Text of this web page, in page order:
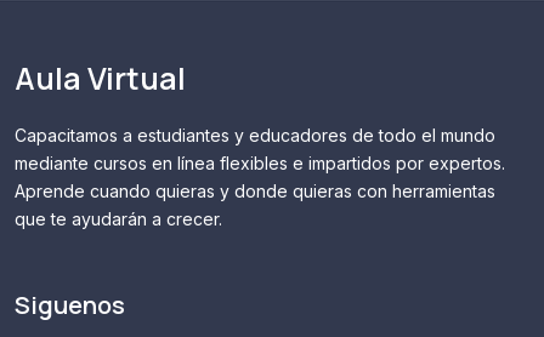
Aula Virtual
Capacitamos a estudiantes y educadores de todo el mundo
mediante cursos en línea flexibles e impartidos por expertos.
Aprende cuando quieras y donde quieras con herramientas
que te ayudarán a crecer.
Siguenos